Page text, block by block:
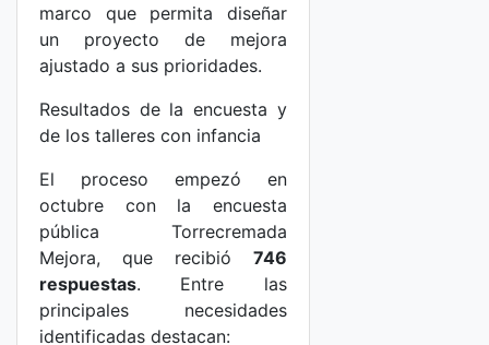
marco que permita diseñar
un proyecto de mejora
ajustado a sus prioridades.
Resultados de la encuesta y
de los talleres con infancia
El proceso empezó en
octubre con la encuesta
pública Torrecremada
Mejora, que recibió 746
respuestas. Entre las
principales necesidades
identificadas destacan: